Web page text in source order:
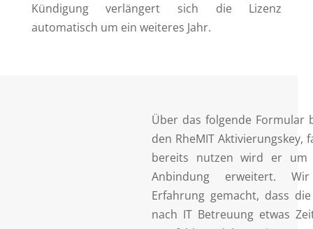
Kündigung verlängert sich die Lizenz
automatisch um ein weiteres Jahr.
Über das folgende Formular
den RheMIT Aktivierungskey,
bereits nutzen wird er um
Anbindung erweitert.
Erfahrung gemacht, dass
nach IT Betreuung etwas